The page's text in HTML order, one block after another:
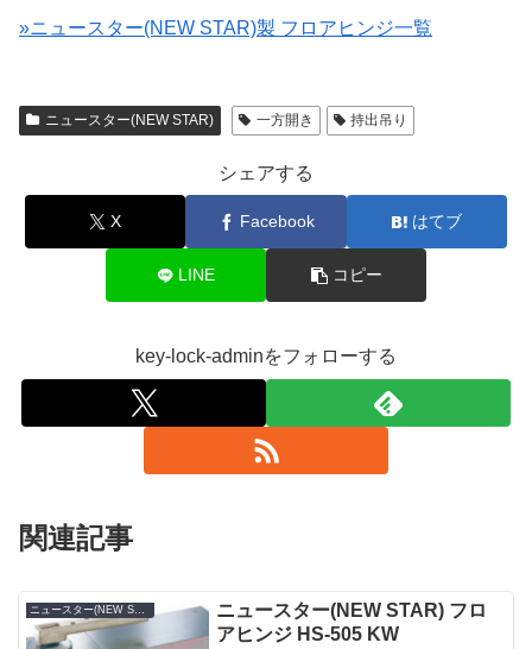
»ニュースター(NEW STAR)製 フロアヒンジ一覧
ニュースター(NEW STAR) 一方開き 持出吊り
シェアする
X Facebook はてブ
LINE コピー
key-lock-adminをフォローする
関連記事
ニュースター(NEW STAR)
ニュースター(NEW STAR) フロ
アヒンジ HS-505 KW